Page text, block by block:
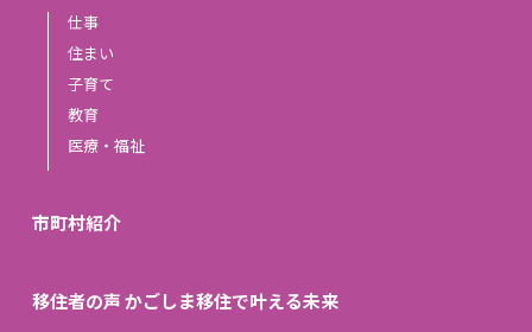
仕事
住まい
子育て
教育
医療・福祉
市町村紹介
移住者の声 かごしま移住で叶える未来